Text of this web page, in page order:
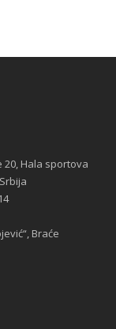
20, Hala sportova
Braće